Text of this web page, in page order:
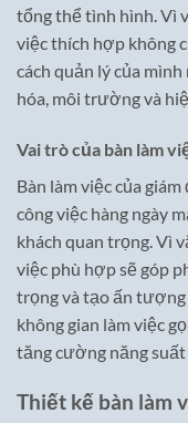
tổng thể tình hình. Vì
việc thích hợp không
cách quản lý của
hóa, môi trường và
Vai trò của bàn làm
Bàn làm việc của
công việc hàng ngày
khách quan trọng. Vì
việc phù hợp sẽ góp
trọng và tạo ấn
không gian làm việc
tăng cường năng suất
Thiết kế bàn làm